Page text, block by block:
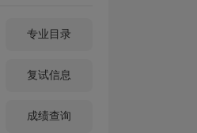
专业目录
复试信息
成绩查询